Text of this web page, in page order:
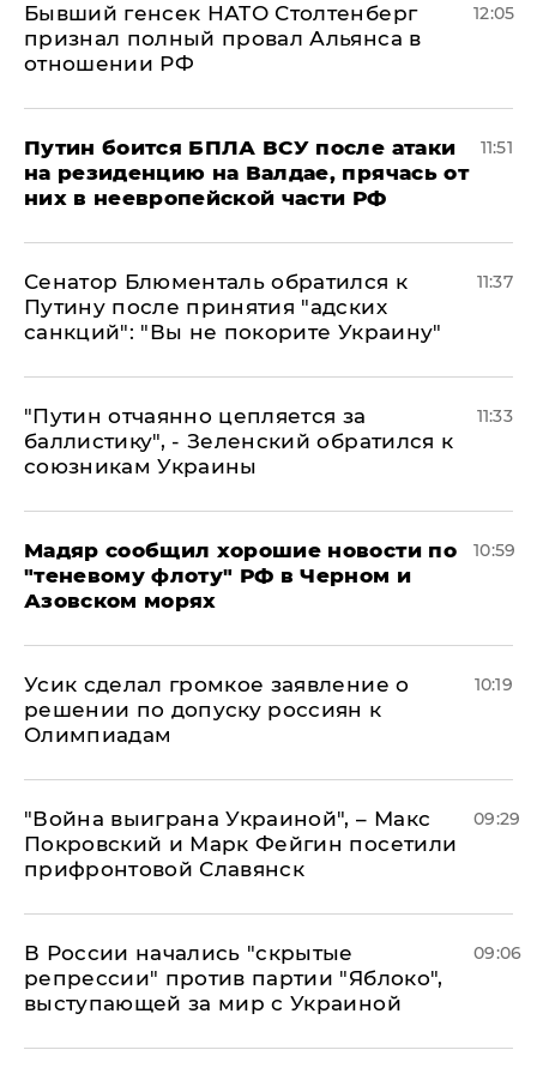
Бывший генсек НАТО Столтенберг
признал полный провал Альянса в
отношении РФ
12:05
Путин боится БПЛА ВСУ после атаки
на резиденцию на Валдае, прячась от
них в неевропейской части РФ
11:51
Сенатор Блюменталь обратился к
Путину после принятия "адских
санкций": "Вы не покорите Украину"
11:37
"Путин отчаянно цепляется за
баллистику", - Зеленский обратился к
союзникам Украины
11:33
Мадяр сообщил хорошие новости по
"теневому флоту" РФ в Черном и
Азовском морях
10:59
Усик сделал громкое заявление о
решении по допуску россиян к
Олимпиадам
10:19
"Война выиграна Украиной", – Макс
Покровский и Марк Фейгин посетили
прифронтовой Славянск
09:29
В России начались "скрытые
репрессии" против партии "Яблоко",
выступающей за мир с Украиной
09:06